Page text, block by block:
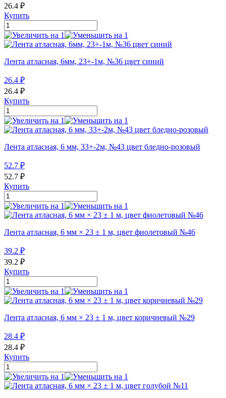
26.4 ₽
Купить
Лента атласная, 6мм, 23+-1м, №36 цвет синий
26.4 ₽
26.4 ₽
Купить
Лента атласная, 6 мм, 33+-2м, №43 цвет бледно-розовый
52.7 ₽
52.7 ₽
Купить
Лента атласная, 6 мм × 23 ± 1 м, цвет фиолетовый №46
39.2 ₽
39.2 ₽
Купить
Лента атласная, 6 мм × 23 ± 1 м, цвет коричневый №29
28.4 ₽
28.4 ₽
Купить